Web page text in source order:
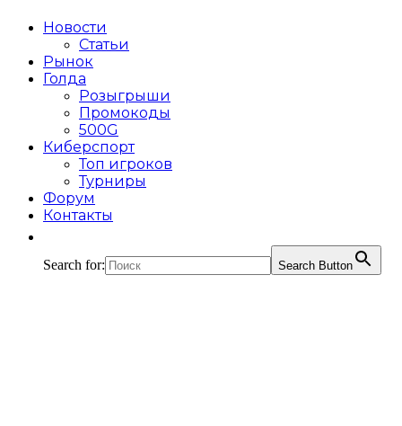
Новости
Статьи
Рынок
Голда
Розыгрыши
Промокоды
500G
Киберспорт
Топ игроков
Турниры
Форум
Контакты
Search for: Search Button